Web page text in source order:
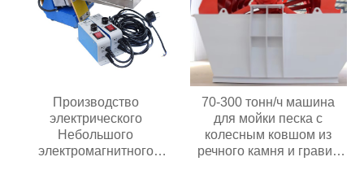
Производство
электрического
Небольшого
электромагнитного
70-300 тонн/ч машина
для мойки песка с
колесным ковшом из
речного камня и гравия